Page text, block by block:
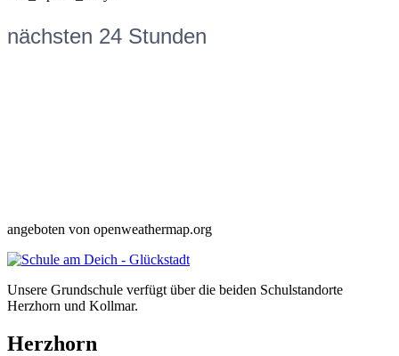
nächsten 24 Stunden
angeboten von openweathermap.org
Unsere Grundschule verfügt über die beiden Schulstandorte
Herzhorn und Kollmar.
Herzhorn